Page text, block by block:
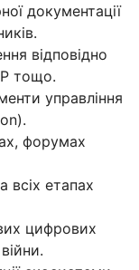
документації
відповідно
тощо.
управління
форумах
всіх етапах
цифрових